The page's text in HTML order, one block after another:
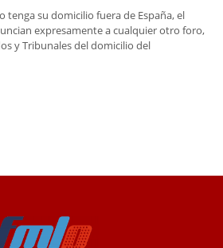
tenga su domicilio fuera de España, el
expresamente a cualquier otro foro,
y Tribunales del domicilio del